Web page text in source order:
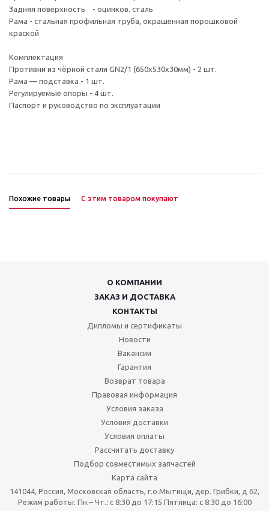
Задняя поверхность - оцинков. сталь
Рама - стальная профильная труба, окрашенная порошковой
краской
Комплектация
Противни из чёрной стали GN2/1 (650х530х30мм) - 2 шт.
Рама — подставка - 1 шт.
Регулируемые опоры - 4 шт.
Паспорт и руководство по эксплуатации
Похожие товары С этим товаром покупают
О КОМПАНИИ
ЗАКАЗ И ДОСТАВКА
КОНТАКТЫ
Дипломы и сертификаты
Новости
Вакансии
Гарантия
Возврат товара
Правовая информация
Условия заказа
Условия доставки
Условия оплаты
Рассчитать доставку
Подбор совместимых запчастей
Карта сайта
141044, Россия, Московская область, г.о.Мытищи, дер. Грибки, д 62,
Режим работы: Пн.– Чт.: с 8:30 до 17:15 Пятница: c 8:30 до 16:00